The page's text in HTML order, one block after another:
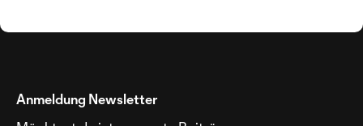
Anmeldung Newsletter